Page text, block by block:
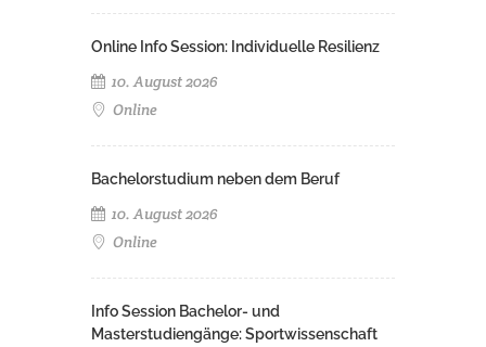
Online Info Session: Individuelle Resilienz
10. August 2026
Online
Bachelorstudium neben dem Beruf
10. August 2026
Online
Info Session Bachelor- und
Masterstudiengänge: Sportwissenschaft